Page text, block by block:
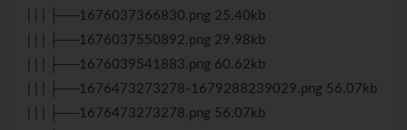
| | | ├──1676037366830.png 25.40kb
| | | ├──1676037550892.png 29.98kb
| | | ├──1676039541883.png 60.62kb
| | | ├──1676473273278-1679288239029.png 56.07kb
| | | ├──1676473273278.png 56.07kb